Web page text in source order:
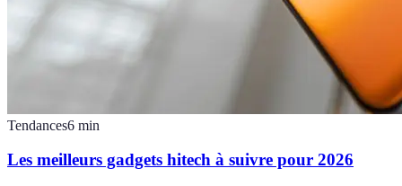
Tendances6 min
Les meilleurs gadgets hitech à suivre pour 2026